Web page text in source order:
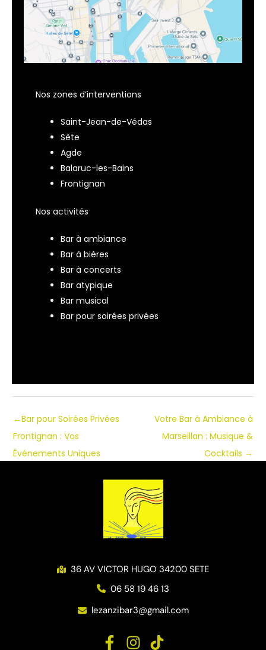
Nos zones d’interventions
Saint-Jean-de-Védas
Sète
Agde
Balaruc-les-Bains
Frontignan
Nos activités
Bar à ambiance
Bar à bières
Bar à concerts
Bar atypique
Bar musical
Bar pour soirées privées
←Bar pour Soirées Privées
Frontignan : Vos
Événements Uniques
Votre Bar à Ambiance à
Marseillan : Musique &
Cocktails →
36 AV VICTOR HUGO 34200 SETE
06 58 19 46 13
lezanzibar3@gmail.com